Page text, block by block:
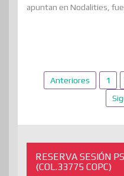
apuntan en Nodalities,
Paginación
entradas
Anteriores 1
RESERVA SESIÓN
(COL.33775 COPC)